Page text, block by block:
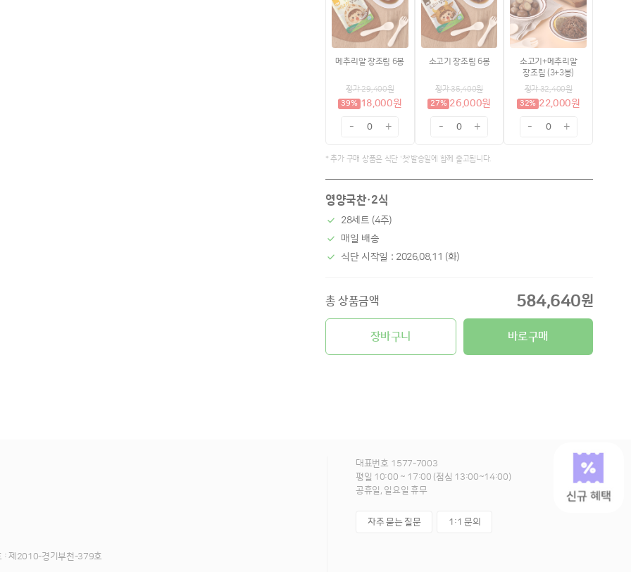
메추리알 장조림 6봉
정가 29,400원
39% 18,000원
- 0 +
소고기 장조림 6봉
정가 35,400원
27% 26,000원
- 0 +
소고기+메추리알
장조림 (3+3봉)
정가 32,400원
32% 22,000원
- 0 +
* 추가 구매 상품은 식단 '첫'발송일에 함께 출고됩니다.
영양국찬·2식
28세트 (4주)
매일 배송
식단 시작일 : 2026.08.11 (화)
총 상품금액 584,640원
장바구니 바로구매
: 제2010-경기부천-379호
대표번호 1577-7003
평일 10:00 ~ 17:00 (점심 13:00~14:00)
공휴일, 일요일 휴무
자주 묻는 질문 1:1 문의